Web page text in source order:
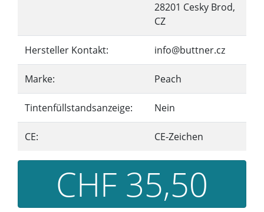
28201 Cesky Brod,
CZ
Hersteller Kontakt: info@buttner.cz
Marke: Peach
Tintenfüllstandsanzeige: Nein
CE: CE-Zeichen
CHF 35,50